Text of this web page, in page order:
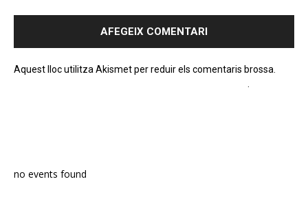
Aquest lloc utilitza Akismet per reduir els comentaris brossa.
no events found